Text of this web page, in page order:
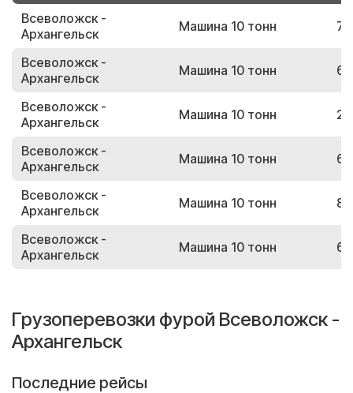
Всеволожск -
Архангельск
Машина 10 тонн
Всеволожск -
Архангельск
Машина 10 тонн
Всеволожск -
Архангельск
Машина 10 тонн
Всеволожск -
Архангельск
Машина 10 тонн
Всеволожск -
Архангельск
Машина 10 тонн
Всеволожск -
Архангельск
Машина 10 тонн
Грузоперевозки фурой Всеволожск -
Архангельск
Последние рейсы